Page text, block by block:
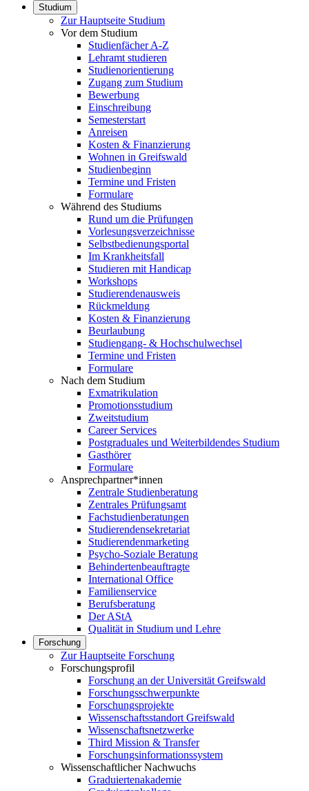
Studium
Zur Hauptseite Studium
Vor dem Studium
Studienfächer A-Z
Lehramt studieren
Studienorientierung
Zugang zum Studium
Bewerbung
Einschreibung
Semesterstart
Anreisen
Kosten & Finanzierung
Wohnen in Greifswald
Studienbeginn
Termine und Fristen
Formulare
Während des Studiums
Rund um die Prüfungen
Vorlesungsverzeichnisse
Selbstbedienungsportal
Im Krankheitsfall
Studieren mit Handicap
Workshops
Studierendenausweis
Rückmeldung
Kosten & Finanzierung
Beurlaubung
Studiengang- & Hochschulwechsel
Termine und Fristen
Formulare
Nach dem Studium
Exmatrikulation
Promotionsstudium
Zweitstudium
Career Services
Postgraduales und Weiterbildendes Studium
Gasthörer
Formulare
Ansprechpartner*innen
Zentrale Studienberatung
Zentrales Prüfungsamt
Fachstudienberatungen
Studierendensekretariat
Studierendenmarketing
Psycho-Soziale Beratung
Behindertenbeauftragte
International Office
Familienservice
Berufsberatung
Der AStA
Qualität in Studium und Lehre
Forschung
Zur Hauptseite Forschung
Forschungsprofil
Forschung an der Universität Greifswald
Forschungsschwerpunkte
Forschungsprojekte
Wissenschaftsstandort Greifswald
Wissenschaftsnetzwerke
Third Mission & Transfer
Forschungsinformationssystem
Wissenschaftlicher Nachwuchs
Graduiertenakademie